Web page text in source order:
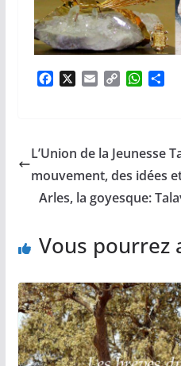
F
o
o
k
X
E
C
i
n
W
A
p
P
g
e
L’Union de la Jeunesse
mouvement, des idées
Arles, la goyesque:
Vous pourrez